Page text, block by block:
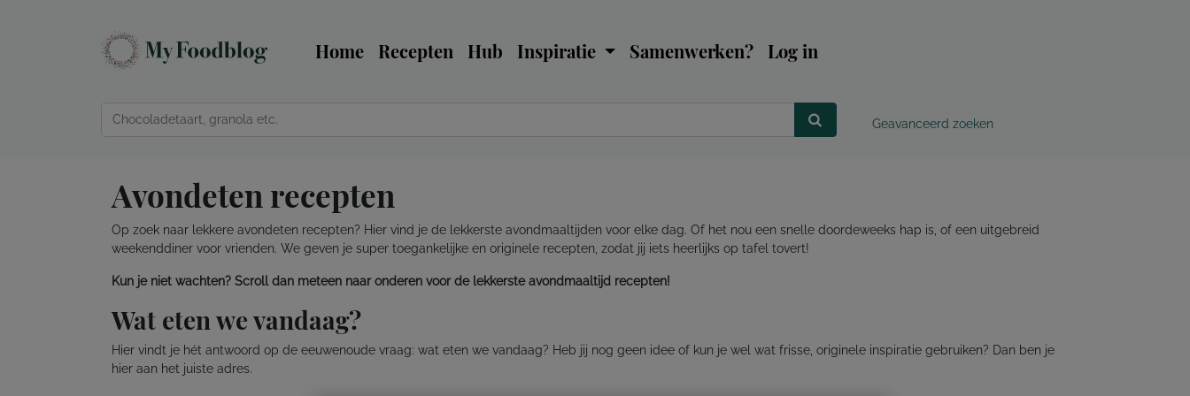
Home Recepten Hub Inspiratie Samenwerken? Log in
Geavanceerd zoeken
Avondeten recepten
Op zoek naar lekkere avondeten recepten? Hier vind je de lekkerste avondmaaltijden voor elke dag. Of het nou een snelle doordeweeks hap is, of een uitgebreid
weekenddiner voor vrienden. We geven je super toegankelijke en originele recepten, zodat jij iets heerlijks op tafel tovert!
Kun je niet wachten? Scroll dan meteen naar onderen voor de lekkerste avondmaaltijd recepten!
Wat eten we vandaag?
Hier vindt je hét antwoord op de eeuwenoude vraag: wat eten we vandaag? Heb jij nog geen idee of kun je wel wat frisse, originele inspiratie gebruiken? Dan ben je
hier aan het juiste adres.